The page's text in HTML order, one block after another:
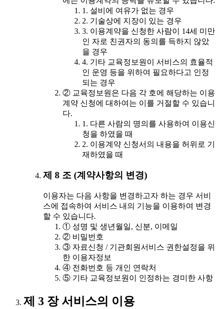
1. 설비에 여유가 없는 경우
2. 기술상에 지장이 있는 경우
3. 이용계약을 신청한 사람이 14세 미만
인 자로 친권자의 동의를 득하지 않았
을 경우
4. 기타 교육정보원이 서비스의 효율적
인 운영 등을 위하여 필요하다고 인정
되는 경우
② 교육정보원은 다음 각 호에 해당하는 이용
계약 신청에 대하여는 이를 거절할 수 있습니
다.
1. 다른 사람의 명의를 사용하여 이용신
청을 하였을 때
2. 이용계약 신청서의 내용을 허위로 기
재하였을 때
제 8 조 (계약사항의 변경)
이용자는 다음 사항을 변경하고자 하는 경우 서비
스에 접속하여 서비스 내의 기능을 이용하여 변경
할 수 있습니다.
① 성명 및 생년월일, 신분, 이메일
② 비밀번호
③ 자료신청 / 기관회원서비스 권한설정을 위
한 이용자정보
④ 전화번호 등 개인 연락처
⑤ 기타 교육정보원이 인정하는 경미한 사항
제 3 장 서비스의 이용